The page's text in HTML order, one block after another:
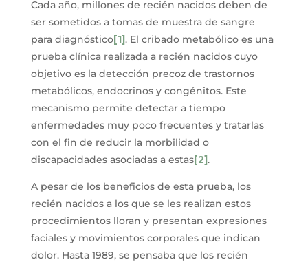
Cada año, millones de recién nacidos deben de
ser sometidos a tomas de muestra de sangre
para diagnóstico[1]. El cribado metabólico es una
prueba clínica realizada a recién nacidos cuyo
objetivo es la detección precoz de trastornos
metabólicos, endocrinos y congénitos. Este
mecanismo permite detectar a tiempo
enfermedades muy poco frecuentes y tratarlas
con el fin de reducir la morbilidad o
discapacidades asociadas a estas[2].
A pesar de los beneficios de esta prueba, los
recién nacidos a los que se les realizan estos
procedimientos lloran y presentan expresiones
faciales y movimientos corporales que indican
dolor. Hasta 1989, se pensaba que los recién